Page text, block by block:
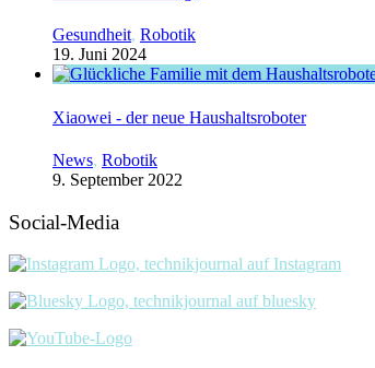
Gesundheit, Robotik
19. Juni 2024
Xiaowei - der neue Haushaltsroboter
News, Robotik
9. September 2022
Social-Media